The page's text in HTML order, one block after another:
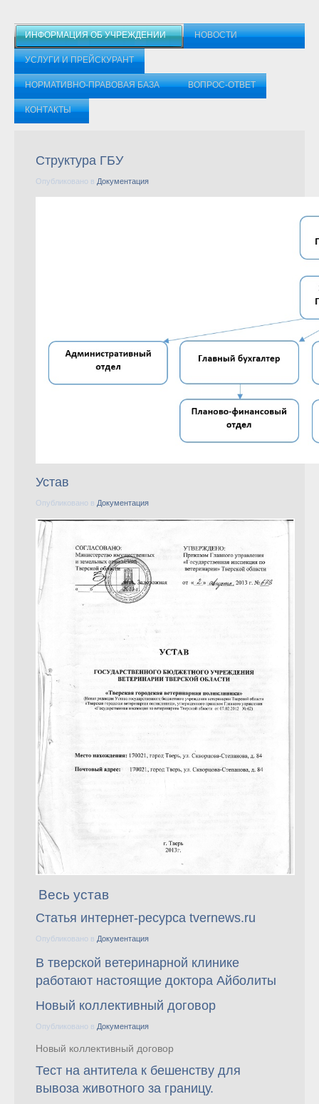
ИНФОРМАЦИЯ ОБ УЧРЕЖДЕНИИ НОВОСТИ
УСЛУГИ И ПРЕЙСКУРАНТ
НОРМАТИВНО-ПРАВОВАЯ БАЗА ВОПРОС-ОТВЕТ
КОНТАКТЫ
Структура ГБУ
Опубликовано в Документация
Устав
Опубликовано в Документация
Весь устав
Статья интернет-ресурса tvernews.ru
Опубликовано в Документация
В тверской ветеринарной клинике
работают настоящие доктора Айболиты
Новый коллективный договор
Опубликовано в Документация
Новый коллективный договор
Тест на антитела к бешенству для
вывоза животного за границу.